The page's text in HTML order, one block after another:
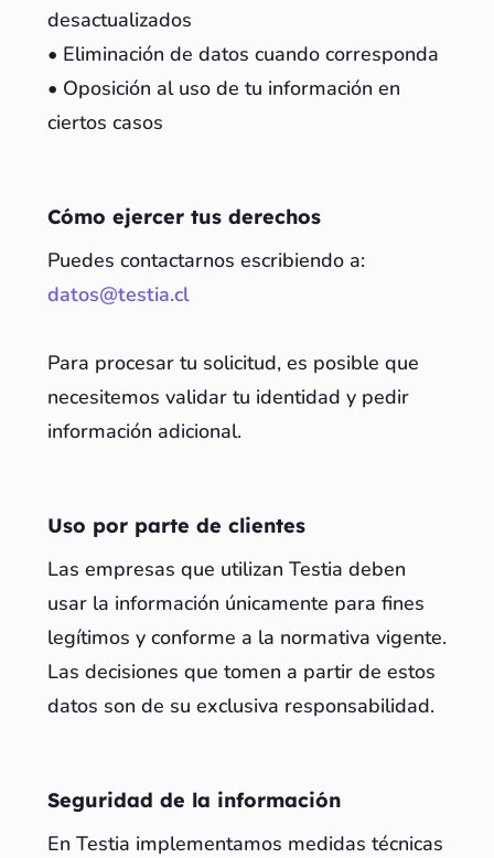
desactualizados
• Eliminación de datos cuando corresponda
• Oposición al uso de tu información en
ciertos casos
Cómo ejercer tus derechos
Puedes contactarnos escribiendo a:
datos@testia.cl
Para procesar tu solicitud, es posible que
necesitemos validar tu identidad y pedir
información adicional.
Uso por parte de clientes
Las empresas que utilizan Testia deben
usar la información únicamente para fines
legítimos y conforme a la normativa vigente.
Las decisiones que tomen a partir de estos
datos son de su exclusiva responsabilidad.
Seguridad de la información
En Testia implementamos medidas técnicas